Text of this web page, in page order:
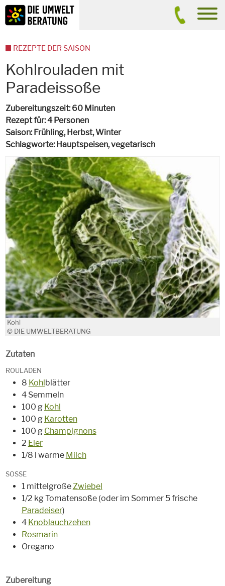
Inhalt
Suche
Kohlrouladen mit
Paradeissoße
Zubereitungszeit 60 Minuten
Rezept für 4 Personen
Saison Frühling, Herbst, Winter
Schlagworte Hauptspeisen,vegetarisch
Kohl
© DIE UMWELTBERATUNG
Zutaten
ROULADEN
8 Kohlblätter
4 Semmeln
100 g Kohl
100 g Karotten
100 g Champignons
2 Eier
1/8 l warme Milch
SOSSE
1 mittelgroßeZwiebel
1/2 kg Tomatensoße (oder im Sommer 5 frische
Paradeiser)
4 Knoblauchzehen
Rosmarin
Oregano
Zubereitung
REZEPTE DER SAISON